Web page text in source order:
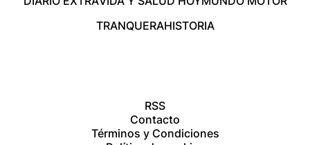
TRANQUERAHISTORIA
RSS
Contacto
Términos y Condiciones